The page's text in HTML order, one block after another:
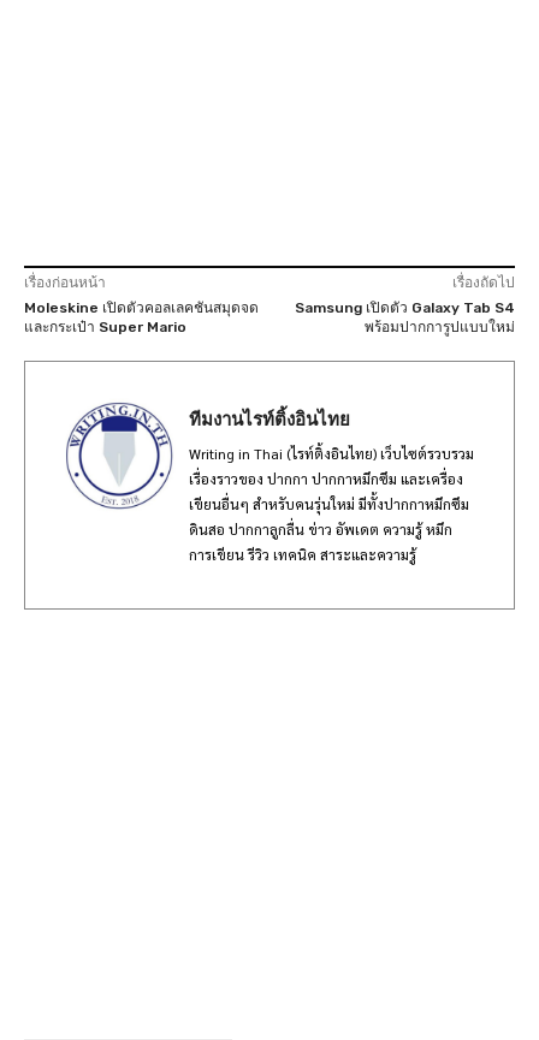
เรื่องก่อนหน้า
Moleskine เปิดตัวคอลเลคชันสมุดจด
และกระเป๋า Super Mario
เรื่องถัดไป
Samsung เปิดตัว Galaxy Tab S4
พร้อมปากการูปแบบใหม่
ทีมงานไรท์ติ้งอินไทย
Writing in Thai (ไรท์ติ้งอินไทย) เว็บไซต์รวบรวม
เรื่องราวของ ปากกา ปากกาหมึกซึม และเครื่อง
เขียนอื่นๆ สำหรับคนรุ่นใหม่ มีทั้งปากกาหมึกซึม
ดินสอ ปากกาลูกลื่น ข่าว อัพเดต ความรู้ หมึก
การเขียน รีวิว เทคนิค สาระและความรู้